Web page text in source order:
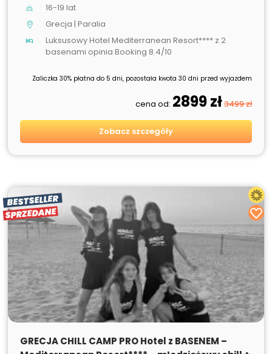
16-19 lat
Grecja | Paralia
Luksusowy Hotel Mediterranean Resort**** z 2
basenami opinia Booking 8.4/10
Zaliczka 30% płatna do 5 dni, pozostała kwota 30 dni przed wyjazdem
cena od: 2899 zł3499 zł
Zobacz szczegóły
BESTSELLER
SPRZEDANE
SPRZEDANE
GRECJA CHILL CAMP PRO Hotel z BASENEM –